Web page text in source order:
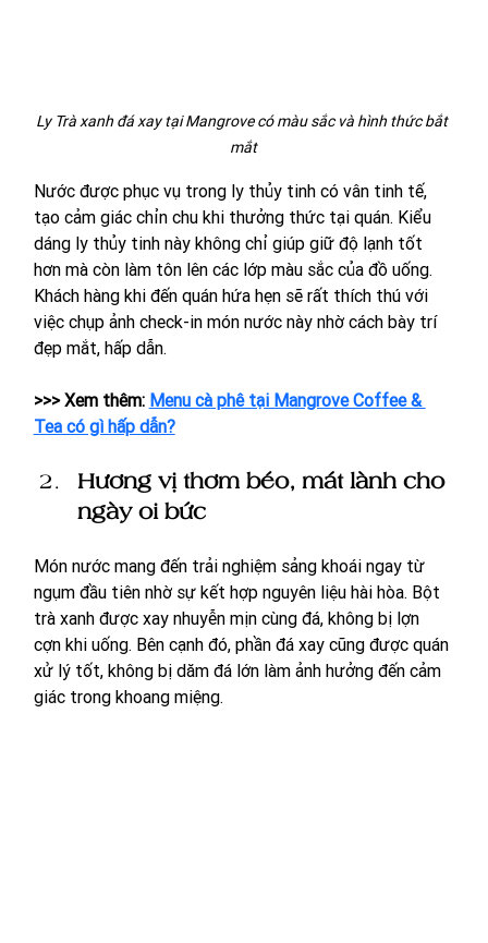
Ly Trà xanh đá xay tại Mangrove có màu sắc và hình thức bắt
mắt
Nước được phục vụ trong ly thủy tinh có vân tinh tế,
tạo cảm giác chỉn chu khi thưởng thức tại quán. Kiểu
dáng ly thủy tinh này không chỉ giúp giữ độ lạnh tốt
hơn mà còn làm tôn lên các lớp màu sắc của đồ uống.
Khách hàng khi đến quán hứa hẹn sẽ rất thích thú với
việc chụp ảnh check-in món nước này nhờ cách bày trí
đẹp mắt, hấp dẫn.
>>> Xem thêm: Menu cà phê tại Mangrove Coffee &
Tea có gì hấp dẫn?
Hương vị thơm béo, mát lành cho
ngày oi bức
Món nước mang đến trải nghiệm sảng khoái ngay từ
ngụm đầu tiên nhờ sự kết hợp nguyên liệu hài hòa. Bột
trà xanh được xay nhuyễn mịn cùng đá, không bị lợn
cợn khi uống. Bên cạnh đó, phần đá xay cũng được quán
xử lý tốt, không bị dăm đá lớn làm ảnh hưởng đến cảm
giác trong khoang miệng.